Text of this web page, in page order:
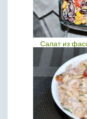
Салат из